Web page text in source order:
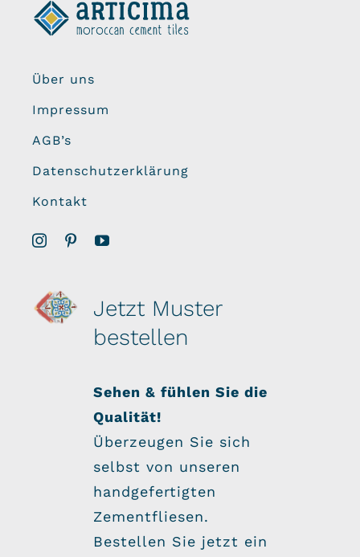
Über uns
Impressum
AGB’s
Datenschutzerklärung
Kontakt
Jetzt Muster
bestellen
Sehen & fühlen Sie die
Qualität!
Überzeugen Sie sich
selbst von unseren
handgefertigten
Zementfliesen.
Bestellen Sie jetzt ein